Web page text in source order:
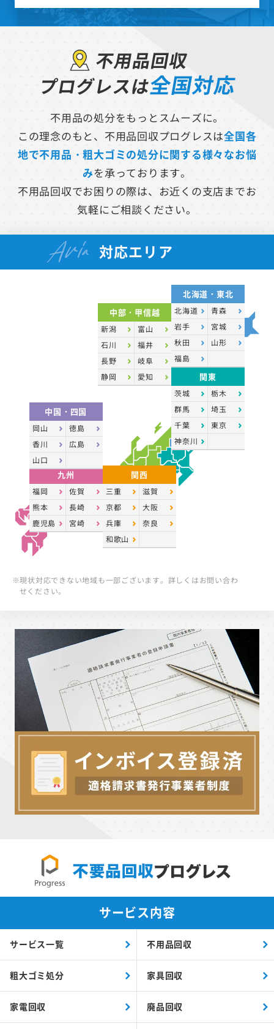
不用品回収
プログレスは全国対応
不用品の処分をもっとスムーズに。
この理念のもと、不用品回収プログレスは全国各
地で不用品・粗大ゴミの処分に関する様々なお悩
みを承っております。
不用品回収でお困りの際は、お近くの支店までお
気軽にご相談ください。
Aria 対応エリア
北海道・東北
北海道
青森
岩手
宮城
秋田
山形
福島
関東
茨城
栃木
群馬
埼玉
千葉
東京
神奈川
中部・甲信越
新潟
富山
石川
福井
長野
岐阜
静岡
愛知
関西
三重
滋賀
京都
大阪
兵庫
奈良
和歌山
中国・四国
岡山
徳島
香川
広島
山口
九州
福岡
佐賀
熊本
長崎
鹿児島
宮崎
※現状対応できない地域も一部ございます。詳しくはお問い合わ
せください。
サービス内容
サービス一覧 不用品回収
粗大ゴミ処分 家具回収
家電回収 廃品回収